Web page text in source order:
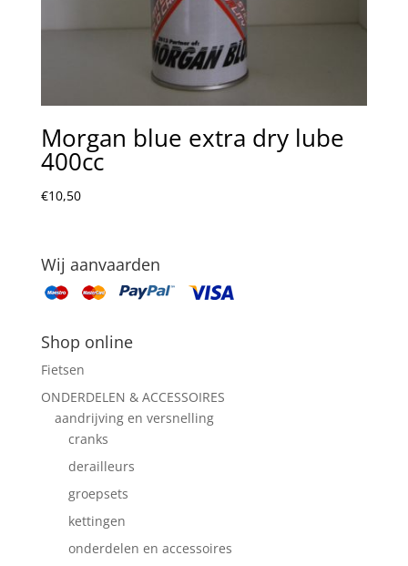
Morgan blue extra dry lube
400cc
€10,50
Wij aanvaarden
Shop online
Fietsen
ONDERDELEN & ACCESSOIRES
aandrijving en versnelling
cranks
derailleurs
groepsets
kettingen
onderdelen en accessoires